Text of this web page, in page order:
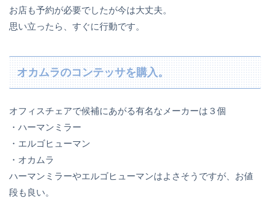
お店も予約が必要でしたが今は大丈夫。
思い立ったら、すぐに行動です。
オカムラのコンテッサを購入。
オフィスチェアで候補にあがる有名なメーカーは３個
・ハーマンミラー
・エルゴヒューマン
・オカムラ
ハーマンミラーやエルゴヒューマンはよさそうですが、お値
段も良い。